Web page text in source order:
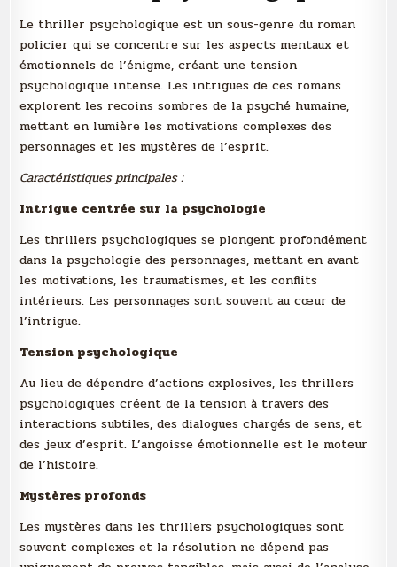
Le thriller psychologique est un sous-genre du roman
policier qui se concentre sur les aspects mentaux et
émotionnels de l’énigme, créant une tension
psychologique intense. Les intrigues de ces romans
explorent les recoins sombres de la psyché humaine,
mettant en lumière les motivations complexes des
personnages et les mystères de l’esprit.
Caractéristiques principales :
Intrigue centrée sur la psychologie
Les thrillers psychologiques se plongent profondément
dans la psychologie des personnages, mettant en avant
les motivations, les traumatismes, et les conflits
intérieurs. Les personnages sont souvent au cœur de
l’intrigue.
Tension psychologique
Au lieu de dépendre d’actions explosives, les thrillers
psychologiques créent de la tension à travers des
interactions subtiles, des dialogues chargés de sens, et
des jeux d’esprit. L’angoisse émotionnelle est le moteur
de l’histoire.
Mystères profonds
Les mystères dans les thrillers psychologiques sont
souvent complexes et la résolution ne dépend pas